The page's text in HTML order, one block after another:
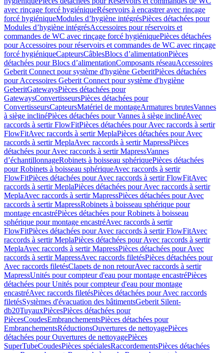
avec rinçage forcé hygiéniqueRéservoirs à encastrer avec rinçage
forcé hygiéniqueModules d’hygiène intégrésPièces détachées pour
Modules d’hygiène intégrésAccessoires pour réservoirs et
commandes de WC avec rinçage forcé hygiéniquePièces détachées
pour Accessoires pour réservoirs et commandes de WC avec rinçage
forcé hygiéniqueCapteursCâblesBlocs d’alimentationPièces
détachées pour Blocs d’alimentationComposants réseauAccessoires
Geberit Connect pour système d'hygiène GeberitPièces détachées
pour Accessoires Geberit Connect pour système d'hygiène
GeberitGatewaysPièces détachées pour
GatewaysConvertisseursPièces détachées pour
ConvertisseursCapteursMatériel de montageArmatures brutesVannes
à siège inclinéPièces détachées pour Vannes à siège inclinéAvec
raccords à sertir FlowFitPièces détachées pour Avec raccords à sertir
FlowFitAvec raccords à sertir MeplaPièces détachées pour Avec
raccords à sertir MeplaAvec raccords à sertir MapressPièces
détachées pour Avec raccords à sertir MapressVannes
d’échantillonnageRobinets à boisseau sphériquePièces détachées
pour Robinets à boisseau sphériqueAvec raccords à sertir
FlowFitPièces détachées pour Avec raccords à sertir FlowFitAvec
raccords à sertir MeplaPièces détachées pour Avec raccords à sertir
MeplaAvec raccords à sertir MapressPièces détachées pour Avec
raccords à sertir MapressRobinets à boisseau sphérique pour
montage encastréPièces détachées pour Robinets à boisseau
sphérique pour montage encastréAvec raccords à sertir
FlowFitPièces détachées pour Avec raccords à sertir FlowFitAvec
raccords à sertir MeplaPièces détachées pour Avec raccords à sertir
MeplaAvec raccords à sertir MapressPièces détachées pour Avec
raccords à sertir MapressAvec raccords filetésPièces détachées pour
Avec raccords filetésClapets de non retourAvec raccords à sertir
MapressUnités pour compteur d'eau pour montage encastréPièces
détachées pour Unités pour compteur d'eau pour montage
encastréAvec raccords filetésPièces détachées pour Avec raccords
filetésSystèmes d'évacuation des bâtimentsGeberit Silent-
db20TuyauxPiècesPièces détachées pour
PiècesCoudesEmbranchementsPièces détachées pour
EmbranchementsRéductionsOuvertures de nettoyagePièces
détachées pour Ouvertures de nettoyagePièces
SuperTubeCoudesPièces spécialesRaccordementsPièces détachées